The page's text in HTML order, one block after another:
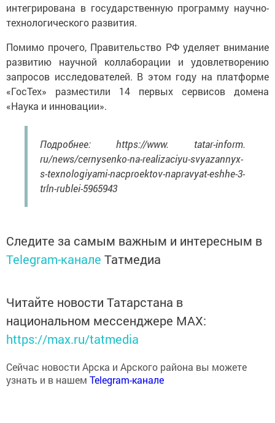
интегрирована в государственную программу научно-
технологического развития.
Помимо прочего, Правительство РФ уделяет внимание
развитию научной коллаборации и удовлетворению
запросов исследователей. В этом году на платформе
«ГосТех» разместили 14 первых сервисов домена
«Наука и инновации».
Подробнее: https://www. tatar-inform.
ru/news/cernysenko-na-realizaciyu-svyazannyx-
s-texnologiyami-nacproektov-napravyat-eshhe-3-
trln-rublei-5965943
Следите за самым важным и интересным в
Telegram-канале Татмедиа
Читайте новости Татарстана в
национальном мессенджере MАХ:
https://max.ru/tatmedia
Сейчас новости Арска и Арского района вы можете
узнать и в нашем Telegram-канале